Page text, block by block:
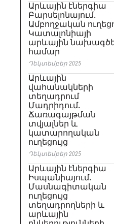
Արևային էներգիա
Բարսելոնայում.
Ամբողջական
Կատալոնիայի
արևային
համար
Դեկտեմբեր 2025
Արևային
վահանակների
տեղադրում
Մադրիդում.
Ճառագայթման
տվյալներ և
կատարողական
ուղեցույց
Դեկտեմբեր 2025
Արևային էներգիա
Իսպանիայում.
Մասնագիտական ​​
ուղեցույց
տեղադրողների և
արևային